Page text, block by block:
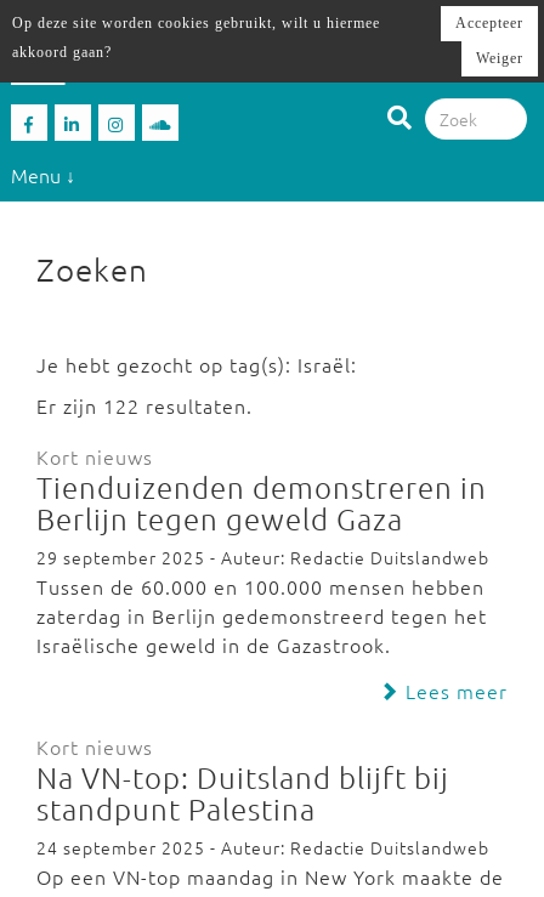
Menu ↓
Zoeken
Je hebt gezocht op tag(s): Israël:
Er zijn 122 resultaten.
Kort nieuws
Tienduizenden demonstreren in
Berlijn tegen geweld Gaza
29 september 2025 - Auteur: Redactie Duitslandweb
Tussen de 60.000 en 100.000 mensen hebben
zaterdag in Berlijn gedemonstreerd tegen het
Israëlische geweld in de Gazastrook.
Lees meer
Kort nieuws
Na VN-top: Duitsland blijft bij
standpunt Palestina
24 september 2025 - Auteur: Redactie Duitslandweb
Op een VN-top maandag in New York maakte de
Op deze site worden cookies gebruikt, wilt u hiermee
akkoord gaan?
Accepteer
Weiger